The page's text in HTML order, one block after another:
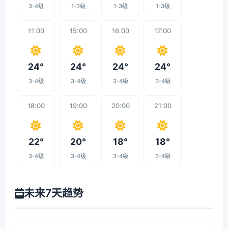
3-4级 1-3级 1-3级 1-3级
11:00
24°
3-4级
15:00
24°
3-4级
16:00
24°
3-4级
17:00
24°
3-4级
18:00
22°
3-4级
19:00
20°
3-4级
20:00
18°
3-4级
21:00
18°
3-4级
未来7天趋势